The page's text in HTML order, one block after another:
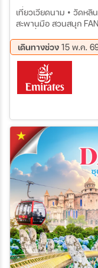
เที่ยวเวียดนาม • วัดหลินอิ๋ง • ช้อปปิ้งอัญมณี • ขึ้นกระเช้าบา
สะพานมือ สวนสนุก FANTASY PARK • ส
หินอ่อน • ร้านผ้าไหม •
เดินทางช่วง 15 พ.ค.
14 ส.ค. 69 - 16 ส.ค. 69
25 ก.ย. 69 - 27 ก.ย. 69